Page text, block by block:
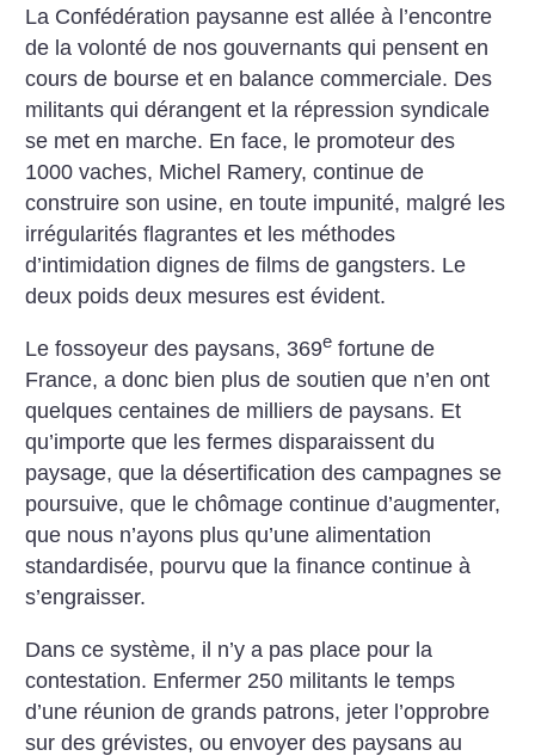
La Confédération paysanne est allée à l’encontre
de la volonté de nos gouvernants qui pensent en
cours de bourse et en balance commerciale. Des
militants qui dérangent et la répression syndicale
se met en marche. En face, le promoteur des
1000 vaches, Michel Ramery, continue de
construire son usine, en toute impunité, malgré les
irrégularités flagrantes et les méthodes
d’intimidation dignes de films de gangsters. Le
deux poids deux mesures est évident.
Le fossoyeur des paysans, 369e fortune de
France, a donc bien plus de soutien que n’en ont
quelques centaines de milliers de paysans. Et
qu’importe que les fermes disparaissent du
paysage, que la désertification des campagnes se
poursuive, que le chômage continue d’augmenter,
que nous n’ayons plus qu’une alimentation
standardisée, pourvu que la finance continue à
s’engraisser.
Dans ce système, il n’y a pas place pour la
contestation. Enfermer 250 militants le temps
d’une réunion de grands patrons, jeter l’opprobre
sur des grévistes, ou envoyer des paysans au